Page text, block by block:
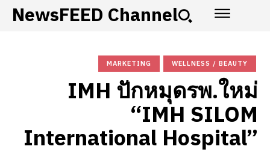
NewsFEED Channel
MARKETING WELLNESS / BEAUTY
IMH ปักหมุดรพ.ใหม่
“IMH SILOM
International Hospital”